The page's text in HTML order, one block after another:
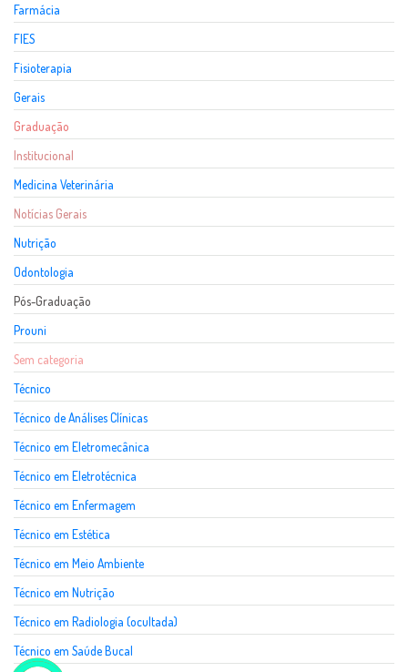
Farmácia
FIES
Fisioterapia
Gerais
Graduação
Institucional
Medicina Veterinária
Notícias Gerais
Nutrição
Odontologia
Pós-Graduação
Prouni
Sem categoria
Técnico
Técnico de Análises Clínicas
Técnico em Eletromecânica
Técnico em Eletrotécnica
Técnico em Enfermagem
Técnico em Estética
Técnico em Meio Ambiente
Técnico em Nutrição
Técnico em Radiologia (ocultada)
Técnico em Saúde Bucal